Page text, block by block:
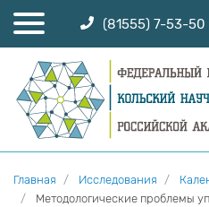
(81555) 7-53-50
Главная Исследования
Методологические проблемы